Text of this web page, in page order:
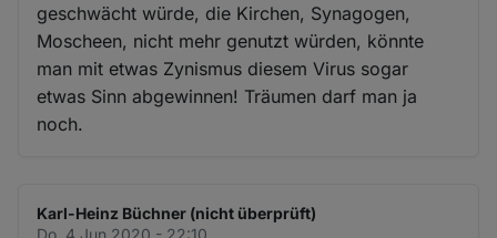
geschwächt würde, die Kirchen, Synagogen,
Moscheen, nicht mehr genutzt würden, könnte
man mit etwas Zynismus diesem Virus sogar
etwas Sinn abgewinnen! Träumen darf man ja
noch.
Karl-Heinz Büchner (nicht überprüft)
Do. 4 Jun 2020 - 22:10